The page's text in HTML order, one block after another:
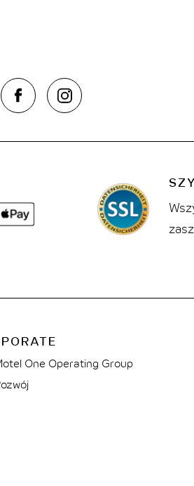
One Operating Group